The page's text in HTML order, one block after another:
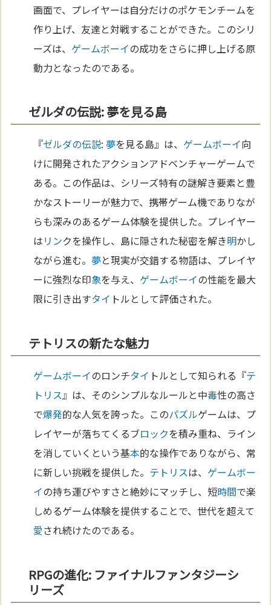
画面で、プレイヤーは自分だけのポケモンチームを
作り上げ、友達と対戦することができた。このシリ
ーズは、 ゲームボーイの成功をさらに押し上げる原
動力となったのである。
ゼルダの伝説: 夢を見る島
『ゼルダの伝説: 夢を見る島』は、 ゲームボーイ向
けに開発されたアクションアドベンチャーゲームで
ある。この作品は、シリーズ特有の謎解き要素と豊
かなストーリーが魅力で、携帯ゲーム機でありなが
らも深みのあるゲーム体験を提供した。プレイヤー
はリンクを操作し、島に隠された秘密を解き明かし
ながら進む。 夢と現実が交錯する物語は、プレイヤ
ーに強烈な印象を与え、 ゲームボーイの性能を最大
限に引き出すタイ トルとして評価された。
テトリスの新たな魅力
ゲームボーイのロンチタイ トルとして知られる『テ
トリス』は、そのシンプルなルールと中毒性の高さ
で爆発的な人気を誇った。このパズルゲームは、プ
レイヤーが落ちてくるブロックを積み重ね、ライン
を消していくという基本的な操作でありながら、常
に新しい挑戦を提供した。 テトリスは、 ゲームボー
イの持ち運びやすさと絶妙にマッチし、短時間で楽
しめるゲーム体験を提供することで、世代を超えて
愛され続けたのである。
RPGの進化: ファイナルファンタジーシ
リーズ